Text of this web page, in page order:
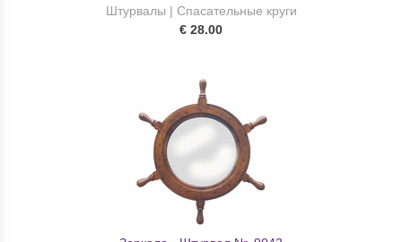
Штурвалы | Спасательные круги
€ 28.00